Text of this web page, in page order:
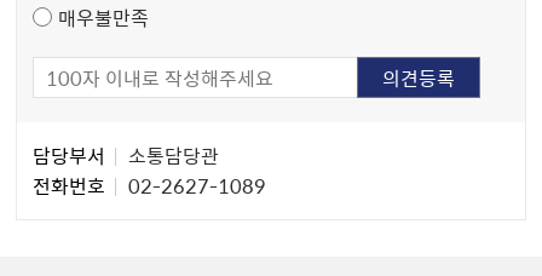
매우불만족
자
담당부서
소통담당관
전화번호
02-2627-1089